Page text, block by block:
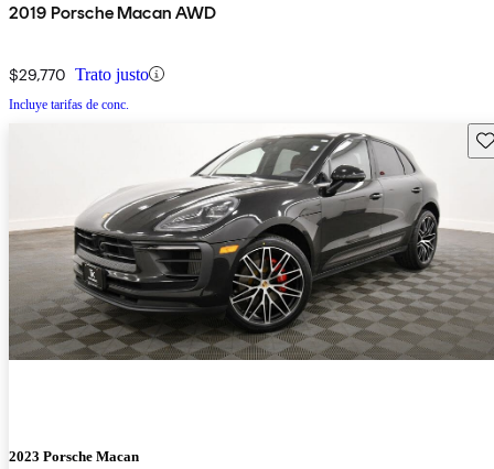
2019 Porsche Macan AWD
$29,770 Trato justo
Incluye tarifas de conc.
2023 Porsche Macan